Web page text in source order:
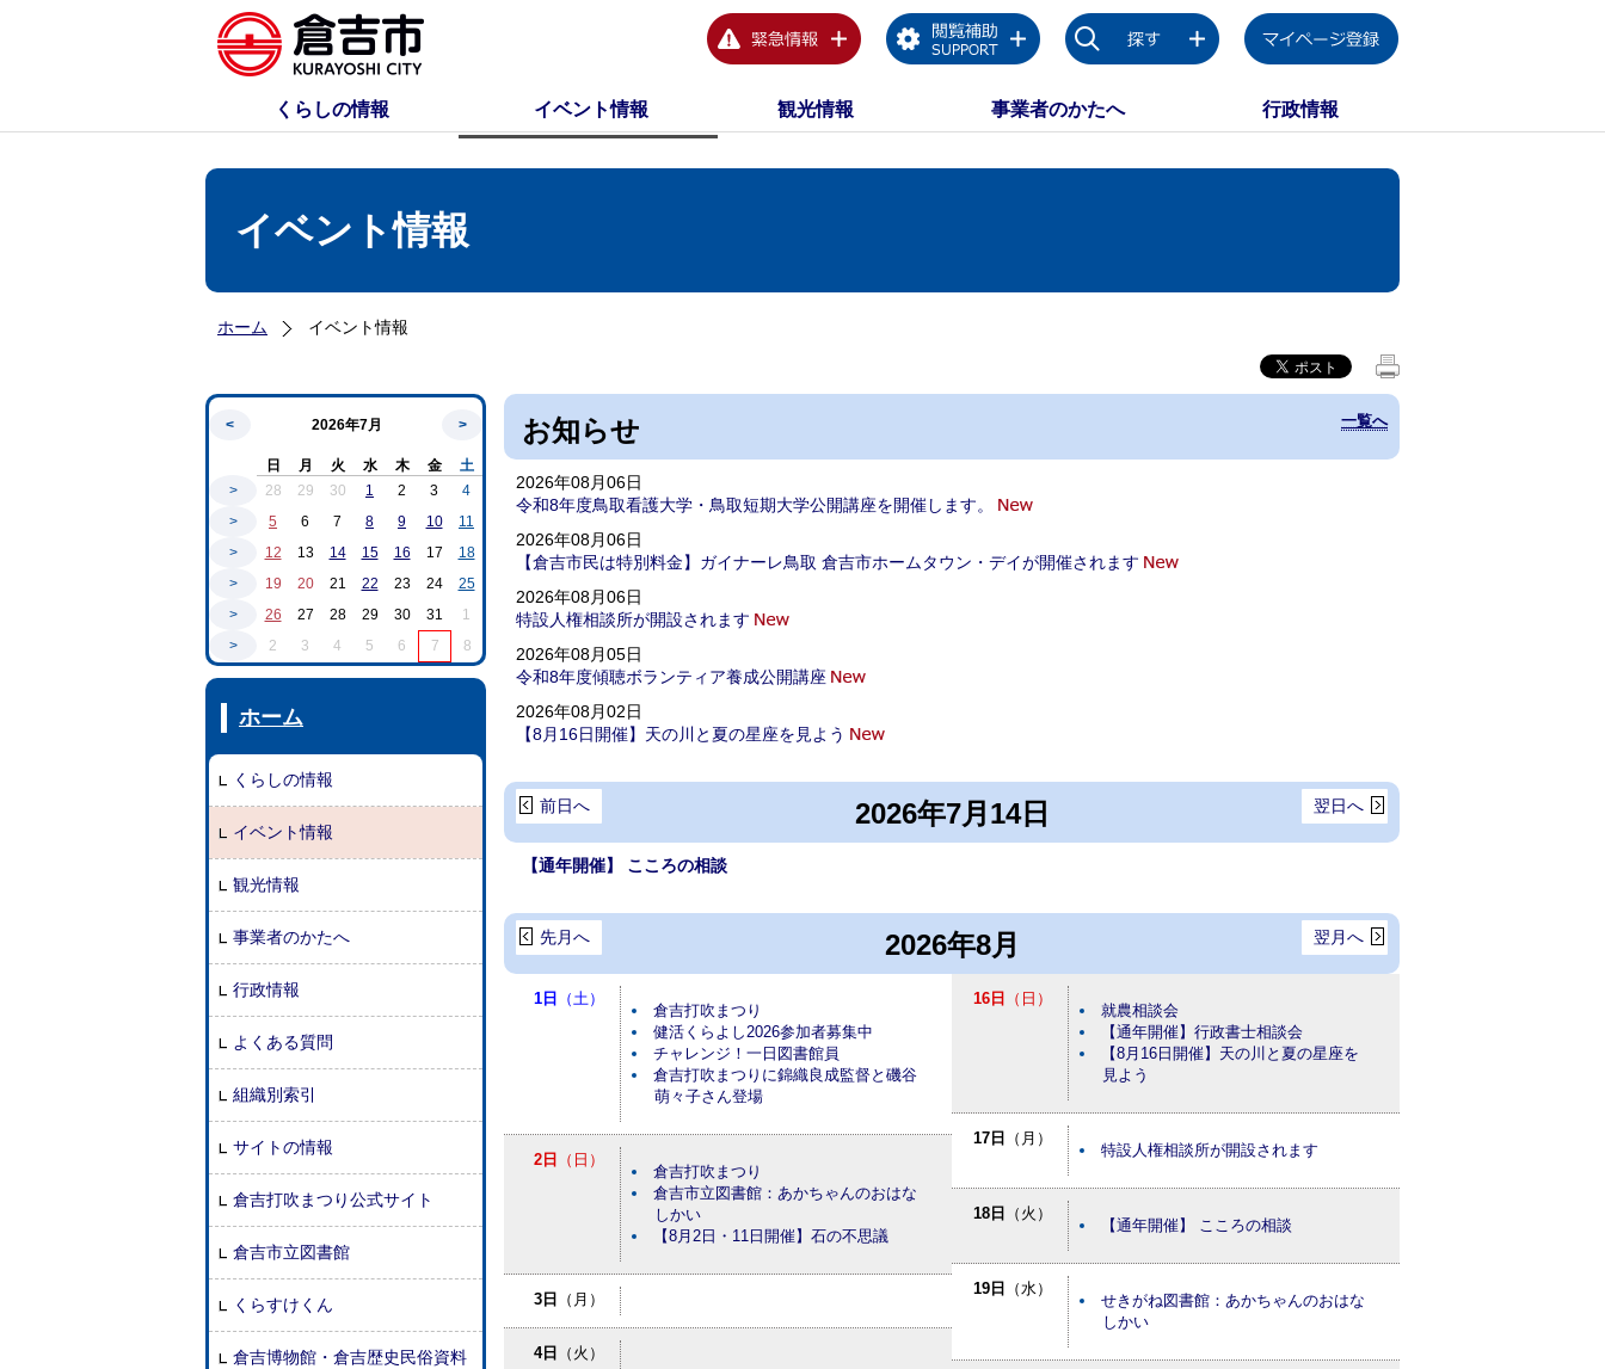
くらしの情報 イベント情報 観光情報 事業者のかたへ 行政情報
イベント情報
ホーム イベント情報
< 2026年7月 >
日 月 火 水 木 金
土
>
28 29 30 1 2 3
4
>
5 6 7 8 9 10
11
>
12 13 14 15 16 17
18
>
19 20 21 22 23 24
25
>
26 27 28 29 30 31
1
>
2 3 4 5 6 7 8
ホーム
くらしの情報
イベント情報
観光情報
事業者のかたへ
行政情報
よくある質問
組織別索引
サイトの情報
倉吉打吹まつり公式サイト
倉吉市立図書館
くらすけくん
倉吉博物館・倉吉歴史民俗資料
お知らせ 一覧へ
2026年08月06日
令和8年度鳥取看護大学・鳥取短期大学公開講座を開催します。
2026年08月06日
【倉吉市民は特別料金】ガイナーレ鳥取 倉吉市ホームタウン・デイが開催されます
2026年08月06日
特設人権相談所が開設されます
2026年08月05日
令和8年度傾聴ボランティア養成公開講座
2026年08月02日
【8月16日開催】天の川と夏の星座を見よう
2026年7月14日 翌日へ
前日へ
【通年開催】 こころの相談
2026年8月 翌月へ
先月へ
1日 （土）
倉吉打吹まつり
健活くらよし2026参加者募集中
チャレンジ！一日図書館員
倉吉打吹まつりに錦織良成監督と磯谷
萌々子さん登場
2日 （日）
倉吉打吹まつり
倉吉市立図書館：あかちゃんのおはな
しかい
【8月2日・11日開催】石の不思議
3日 （月）
4日 （火）
16日 （日）
就農相談会
【通年開催】行政書士相談会
【8月16日開催】天の川と夏の星座を
見よう
17日 （月）
特設人権相談所が開設されます
18日 （火）
【通年開催】 こころの相談
19日 （水）
せきがね図書館：あかちゃんのおはな
しかい